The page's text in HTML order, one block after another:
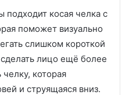
подходит косая челка с
поможет визуально
слишком короткой
лицо ещё более
которая
и струящаяся вниз.